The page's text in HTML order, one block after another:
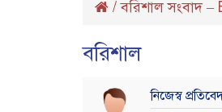
/বরিশাল সংবাদ
বরিশাল
নিজেস্ব